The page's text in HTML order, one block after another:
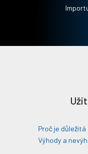
Proč je
Výhody a